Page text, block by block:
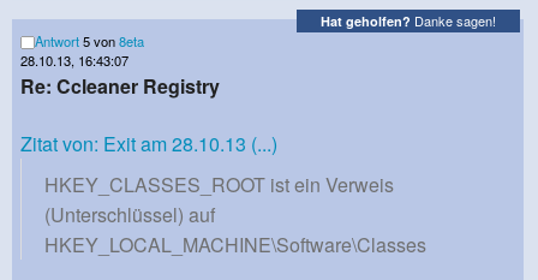
Hat geholfen? Danke sagen!
Antwort5 von8eta
28.10.13, 16:43:07
Re: Ccleaner Registry
Zitat von: Exit am 28.10.13 (...)
HKEY_CLASSES_ROOT ist ein Verweis
(Unterschlüssel) auf
HKEY_LOCAL_MACHINE\Software\Classes